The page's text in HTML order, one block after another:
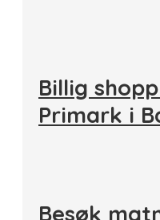
Billig
Primark i
Besøk